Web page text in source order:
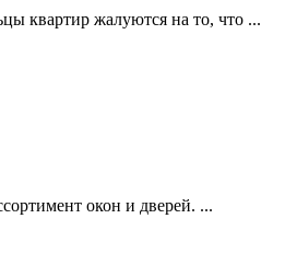
квартир жалуются на то, что ...
окон и дверей. ...